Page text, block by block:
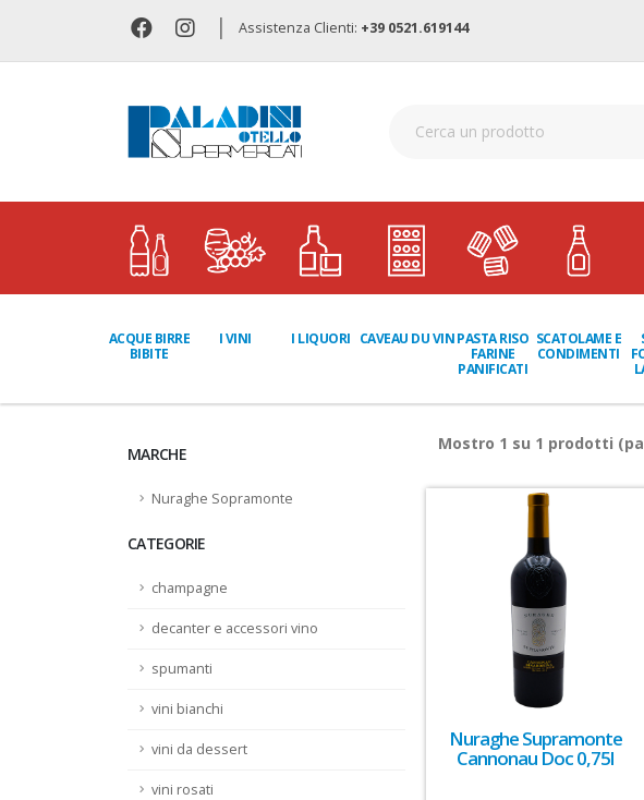
| Assistenza Clienti: +39 0521.619144
ACQUE BIRRE
BIBITE
I VINI I LIQUORI CAVEAU DU VINPASTA RISO
FARINE
PANIFICATI
SCATOLAME E
CONDIMENTI
MARCHE
Nuraghe Sopramonte
CATEGORIE
champagne
decanter e accessori vino
spumanti
vini bianchi
vini da dessert
vini rosati
Mostro 1 su 1 prodotti
Nuraghe Supramonte
Cannonau Doc 0,75l